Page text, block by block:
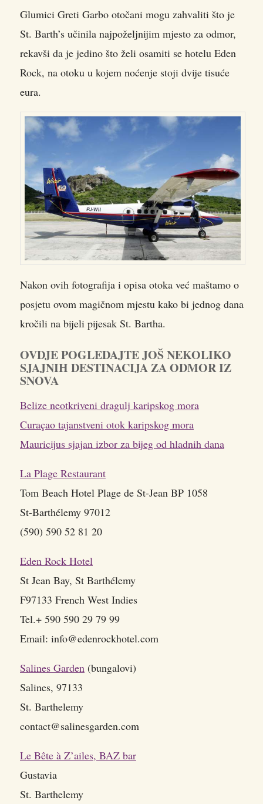
Glumici Greti Garbo otočani mogu zahvaliti što je
St. Barth’s učinila najpoželjnijim mjesto za odmor,
rekavši da je jedino što želi osamiti se hotelu Eden
Rock, na otoku u kojem noćenje stoji dvije tisuće
eura.
Nakon ovih fotografija i opisa otoka već maštamo o
posjetu ovom magičnom mjestu kako bi jednog dana
kročili na bijeli pijesak St. Bartha.
OVDJE POGLEDAJTE JOŠ NEKOLIKO
SJAJNIH DESTINACIJA ZA ODMOR IZ
SNOVA
Belize neotkriveni dragulj karipskog mora
Curaçao tajanstveni otok karipskog mora
Mauricijus sjajan izbor za bijeg od hladnih dana
La Plage Restaurant
Tom Beach Hotel Plage de St-Jean BP 1058
St-Barthélemy 97012
(590) 590 52 81 20
Eden Rock Hotel
St Jean Bay, St Barthélemy
F97133 French West Indies
Tel.+ 590 590 29 79 99
Email: info@edenrockhotel.com
Salines Garden (bungalovi)
Salines, 97133
St. Barthelemy
contact@salinesgarden.com
Le Bête à Z’ailes, BAZ bar
Gustavia
St. Barthelemy